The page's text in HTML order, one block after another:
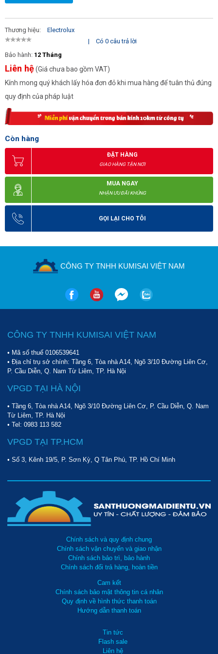
Thương hiệu:
Electrolux
|
Có 0 câu trả lời
Bảo hành: 12 Tháng
Liên hệ(Giá chưa bao gồm VAT)
Kính mong quý khách lấy hóa đơn đỏ khi mua hàng để tuân thủ đúng
quy định của pháp luật
Còn hàng
ĐẶT HÀNG
GIAO HÀNG TẬN NƠI
MUA NGAY
NHẬN ƯU ĐÃI KHỦNG
GỌI LẠI CHO TÔI
CÔNG TY TNHH KUMISAI VIỆT NAM
CÔNG TY TNHH KUMISAI VIỆT NAM
• Mã số thuế 0106539641
• Địa chỉ trụ sở chính: Tầng 6, Tòa nhà A14, Ngõ 3/10 Đường Liên Cơ,
P. Cầu Diễn, Q. Nam Từ Liêm, TP. Hà Nội
VPGD TẠI HÀ NỘI
• Tầng 6, Tòa nhà A14, Ngõ 3/10 Đường Liên Cơ, P. Cầu Diễn, Q. Nam
Từ Liêm, TP. Hà Nội
• Tel: 0983 113 582
VPGD TẠI TP.HCM
• Số 3, Kênh 19/5, P. Sơn Kỳ, Q Tân Phú, TP. Hồ Chí Minh
Chính sách và quy định chung
Chính sách vận chuyển và giao nhận
Chính sách bảo trì, bảo hành
Chính sách đổi trả hàng, hoàn tiền
Cam kết
Chính sách bảo mật thông tin cá nhân
Quy định về hình thức thanh toán
Hướng dẫn thanh toán
Tin tức
Flash sale
Liên hệ